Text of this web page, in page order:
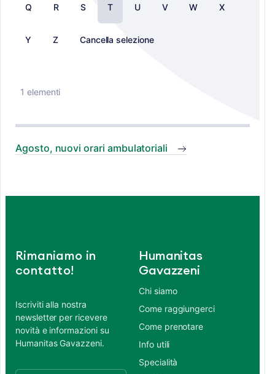
Q R S T U V W X
Y Z Cancella selezione
1 elementi
Agosto, nuovi orari ambulatoriali
Rimaniamo in
contatto!
Iscriviti alla nostra
newsletter per ricevere
novità e informazioni su
Humanitas Gavazzeni.
Humanitas
Gavazzeni
Chi siamo
Come raggiungerci
Come prenotare
Info utili
Specialità